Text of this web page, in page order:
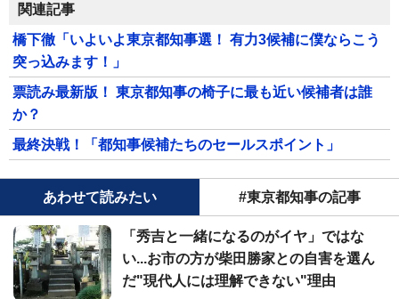
関連記事
橋下徹「いよいよ東京都知事選！ 有力3候補に僕ならこう
突っ込みます！」
票読み最新版！ 東京都知事の椅子に最も近い候補者は誰
か？
最終決戦！「都知事候補たちのセールスポイント」
あわせて読みたい #東京都知事の記事
「秀吉と一緒になるのがイヤ」ではな
い...お市の方が柴田勝家との自害を選ん
だ"現代人には理解できない"理由